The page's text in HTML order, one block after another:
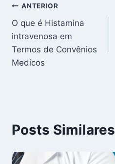
Navegação
de
Post
ANTERIOR
O que é Histamina
intravenosa em
Termos de Convênios
Medicos
Posts Similares